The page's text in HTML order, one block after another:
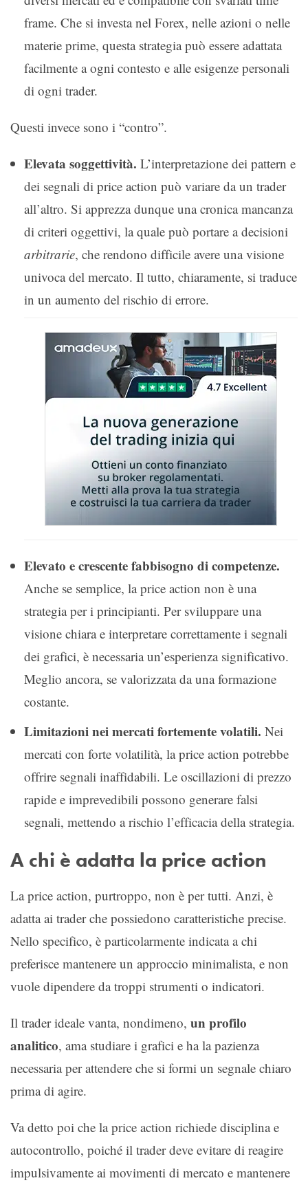
frame. Che si investa nel Forex, nelle azioni o nelle
materie prime, questa strategia può essere adattata
facilmente a ogni contesto e alle esigenze personali
di ogni trader.
Questi invece sono i “contro”.
Elevata soggettività. L’interpretazione dei pattern e
dei segnali di price action può variare da un trader
all’altro. Si apprezza dunque una cronica mancanza
di criteri oggettivi, la quale può portare a decisioni
arbitrarie, che rendono difficile avere una visione
univoca del mercato. Il tutto, chiaramente, si traduce
in un aumento del rischio di errore.
Elevato e crescente fabbisogno di competenze.
Anche se semplice, la price action non è una
strategia per i principianti. Per sviluppare una
visione chiara e interpretare correttamente i segnali
dei grafici, è necessaria un’esperienza significativo.
Meglio ancora, se valorizzata da una formazione
costante.
Limitazioni nei mercati fortemente volatili. Nei
mercati con forte volatilità, la price action potrebbe
offrire segnali inaffidabili. Le oscillazioni di prezzo
rapide e imprevedibili possono generare falsi
segnali, mettendo a rischio l’efficacia della strategia.
A chi è adatta la price action
La price action, purtroppo, non è per tutti. Anzi, è
adatta ai trader che possiedono caratteristiche precise.
Nello specifico, è particolarmente indicata a chi
preferisce mantenere un approccio minimalista, e non
vuole dipendere da troppi strumenti o indicatori.
Il trader ideale vanta, nondimeno, un profilo
analitico, ama studiare i grafici e ha la pazienza
necessaria per attendere che si formi un segnale chiaro
prima di agire.
Va detto poi che la price action richiede disciplina e
autocontrollo, poiché il trader deve evitare di reagire
impulsivamente ai movimenti di mercato e mantenere